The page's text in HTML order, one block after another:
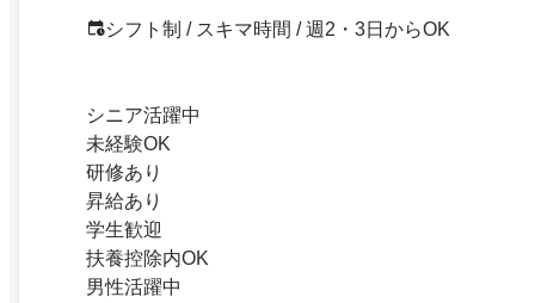
シフト制 / スキマ時間 / 週2・3日からOK
シニア活躍中
未経験OK
研修あり
昇給あり
学生歓迎
扶養控除内OK
男性活躍中